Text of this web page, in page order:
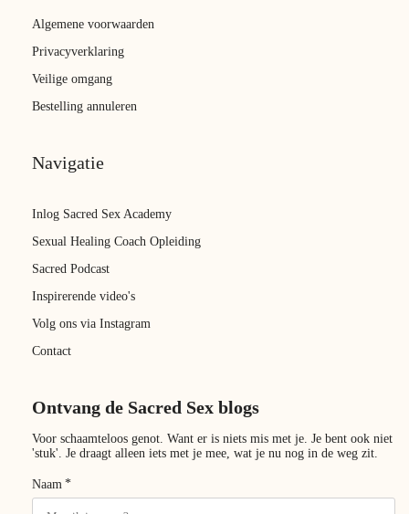
Algemene voorwaarden
Privacyverklaring
Veilige omgang
Bestelling annuleren
Navigatie
Inlog Sacred Sex Academy
Sexual Healing Coach Opleiding
Sacred Podcast
Inspirerende video's
Volg ons via Instagram
Contact
Ontvang de Sacred Sex blogs
Voor schaamteloos genot. Want er is niets mis met je. Je bent ook niet
'stuk'. Je draagt alleen iets met je mee, wat je nu nog in de weg zit.
Naam *